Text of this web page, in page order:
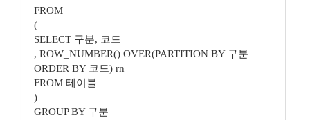
FROM
(
SELECT 구분, 코드
, ROW_NUMBER() OVER(PARTITION BY 구분
ORDER BY 코드) rn
FROM 테이블
)
GROUP BY 구분